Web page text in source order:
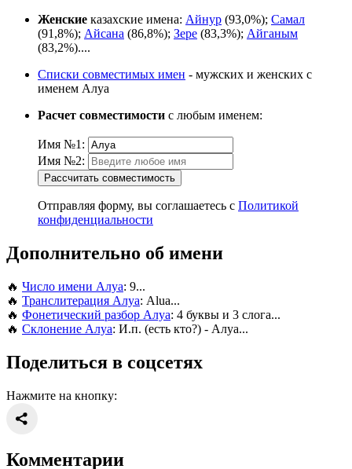
Женские казахские имена: Айнур (93,0%); Самал
(91,8%); Айсана (86,8%); Зере (83,3%); Айганым
(83,2%)....
Списки совместимых имен - мужских и женских с
именем Алуа
Расчет совместимости с любым именем:
Имя №1:
Имя №2:
Рассчитать совместимость
Отправляя форму, вы соглашаетесь с Политикой
конфиденциальности
Дополнительно об имени
🔥 Число имени Алуа: 9...
🔥 Транслитерация Алуа: Alua...
🔥 Фонетический разбор Алуа: 4 буквы и 3 слога...
🔥 Склонение Алуа: И.п. (есть кто?) - Алуа...
Поделиться в соцсетях
Нажмите на кнопку:
Комментарии